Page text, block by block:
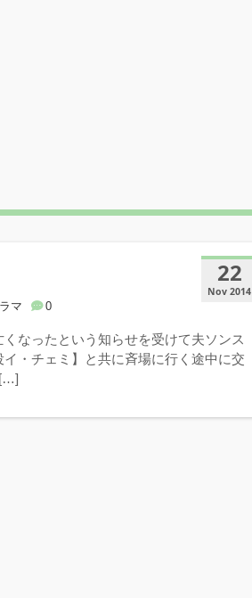
22
Nov 2014
マ 0
なったという知らせを受けて夫ソンス
・チェミ】と共に斉場に行く途中に交
[…]